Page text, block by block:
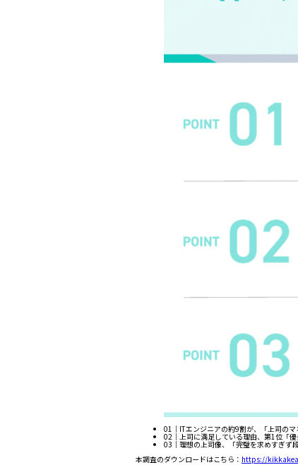
01｜ITエンジニアの約9割が、「上司の
02｜上司に満足している理由、第1位「
03｜理想の上司像、「完璧を求めすぎず
本調査のダウンロードはこちら： https://